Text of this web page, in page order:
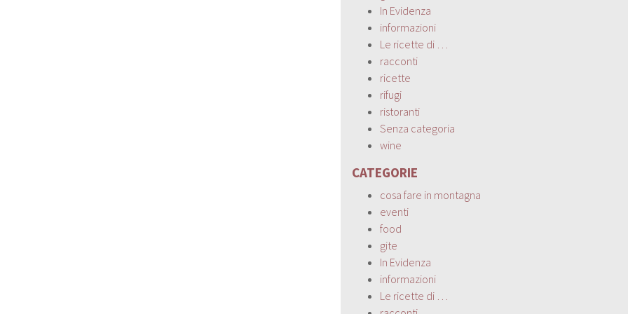
In Evidenza
informazioni
Le ricette di …
racconti
ricette
rifugi
ristoranti
Senza categoria
wine
CATEGORIE
cosa fare in montagna
eventi
food
gite
In Evidenza
informazioni
Le ricette di …